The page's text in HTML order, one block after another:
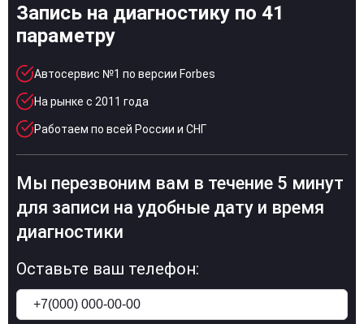
Запись на диагностику по 41
параметру
Автосервис №1 по версии Forbes
На рынке с 2011 года
Работаем по всей России и СНГ
Мы перезвоним вам в течение 5 минут
для записи на удобные дату и время
диагностики
Оставьте ваш телефон: